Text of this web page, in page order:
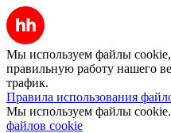
Мы используем файлы cookie,
правильную работу нашего
трафик.
Правила использования
Мы используем файлы cookie.
файлов cookie